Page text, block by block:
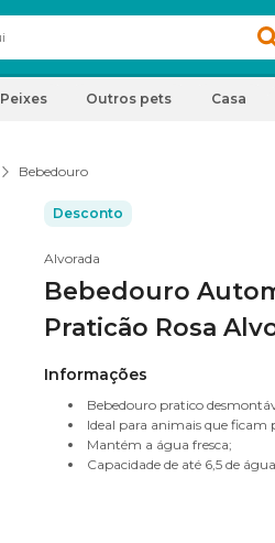
Peixes Outros pets Casa
Bebedouro
Desconto
Alvorada
Bebedouro
Praticão Rosa
Informações
Bebedouro pratico
Ideal para animais que ficam
Mantém a água fresca;
Capacidade de até 6,5 de